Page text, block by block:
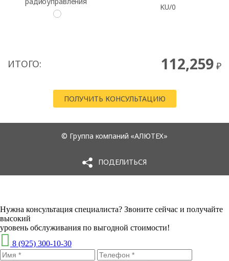
Нужна консультация специалиста? Звоните сейчас и получайте
высокий
уровень обслуживания по выгодной стоимости!
8 (925) 300-10-30